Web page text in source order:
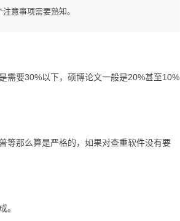
意事项需要熟知。
要30%以下，硕博论文一般是20%甚至10%
那么算是严格的，如果对查重软件没有要
。